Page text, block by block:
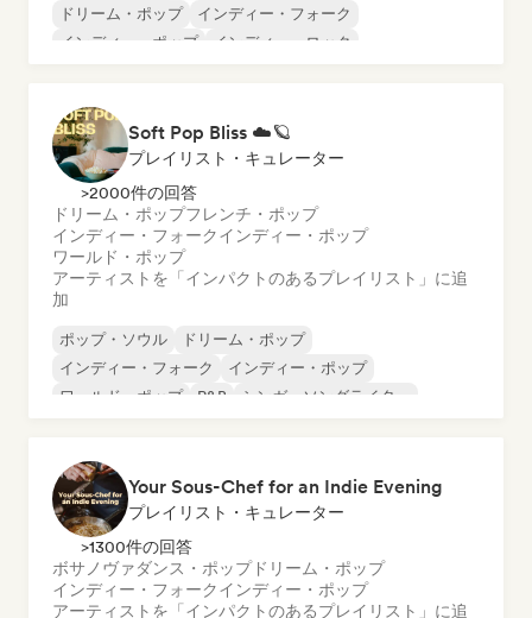
ドリーム・ポップ
インディー・フォーク
インディー・ポップ
インディー・ロック
Soft Pop Bliss ☁️🪐
プレイリスト・キュレーター
>2000件の回答
ドリーム・ポップフレンチ・ポップ
インディー・フォークインディー・ポップ
ワールド・ポップ
アーティストを「インパクトのあるプレイリスト」に追
加
ポップ・ソウル
ドリーム・ポップ
インディー・フォーク
インディー・ポップ
ワールド・ポップ
R&B
シンガーソングライター
Your Sous-Chef for an Indie Evening
プレイリスト・キュレーター
>1300件の回答
ボサノヴァダンス・ポップドリーム・ポップ
インディー・フォークインディー・ポップ
アーティストを「インパクトのあるプレイリスト」に追